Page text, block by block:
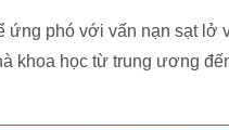
ứng phó với vấn nạn sạt lở
khoa học từ trung ương